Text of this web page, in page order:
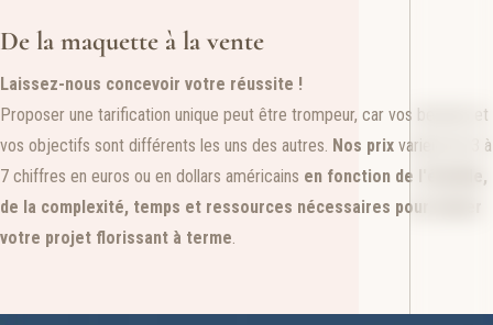
De la maquette à la vente
Laissez-nous concevoir votre réussite !
Proposer une tarification unique peut être trompeur, car vos besoins et
vos objectifs sont différents les uns des autres. Nos prix varient de 3 à
7 chiffres en euros ou en dollars américains en fonction de l'échelle,
de la complexité, temps et ressources nécessaires pour mener
votre projet florissant à terme.